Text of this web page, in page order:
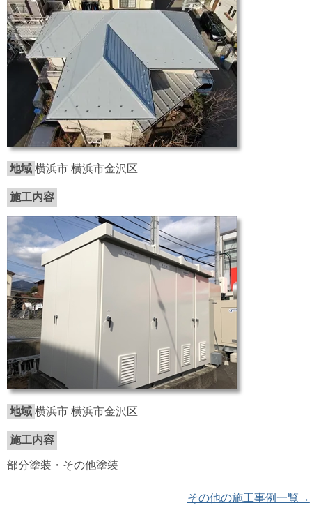
地域 横浜市 横浜市金沢区
施工内容
地域 横浜市 横浜市金沢区
施工内容
部分塗装・その他塗装
その他の施工事例一覧→